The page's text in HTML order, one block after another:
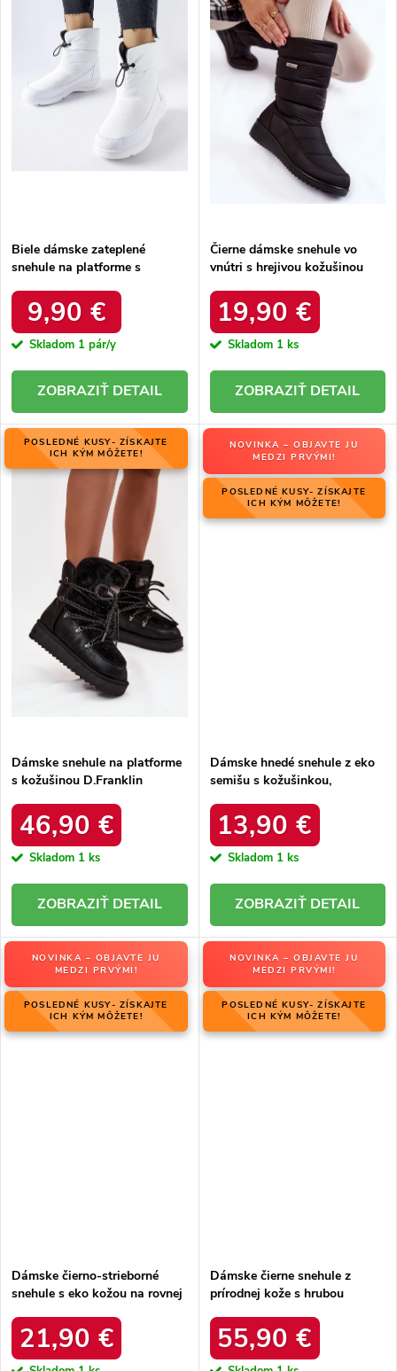
Abecedne
Biele dámske zateplené
snehule na platforme s
WHITE
9,90 €
Skladom 1 pár/y
DETAIL
Čierne dámske snehule vo
vnútri s hrejivou kožušinou
BLACK
19,90 €
Skladom 1 ks
DETAIL
POSLEDNÉ KUSY- ZÍSKAJTE
ICH KÝM MÔŽETE!
Dámske snehule na platforme
s kožušinou D.Franklin
46,90 €
Skladom 1 ks
DETAIL
NOVINKA – OBJAVTE JU
MEDZI PRVÝMI!
POSLEDNÉ KUSY- ZÍSKAJTE
ICH KÝM MÔŽETE!
Dámske hnedé snehule z eko
semišu s kožušinkou,
LEOPARD
13,90 €
Skladom 1 ks
DETAIL
NOVINKA – OBJAVTE JU
MEDZI PRVÝMI!
POSLEDNÉ KUSY- ZÍSKAJTE
ICH KÝM MÔŽETE!
Dámske čierno-strieborné
snehule s eko kožou na rovnej
34586 SREBRNY
21,90 €
NOVINKA – OBJAVTE JU
MEDZI PRVÝMI!
POSLEDNÉ KUSY- ZÍSKAJTE
ICH KÝM MÔŽETE!
Dámske čierne snehule z
prírodnej kože s hrubou
produktu OO274A206
55,90 €